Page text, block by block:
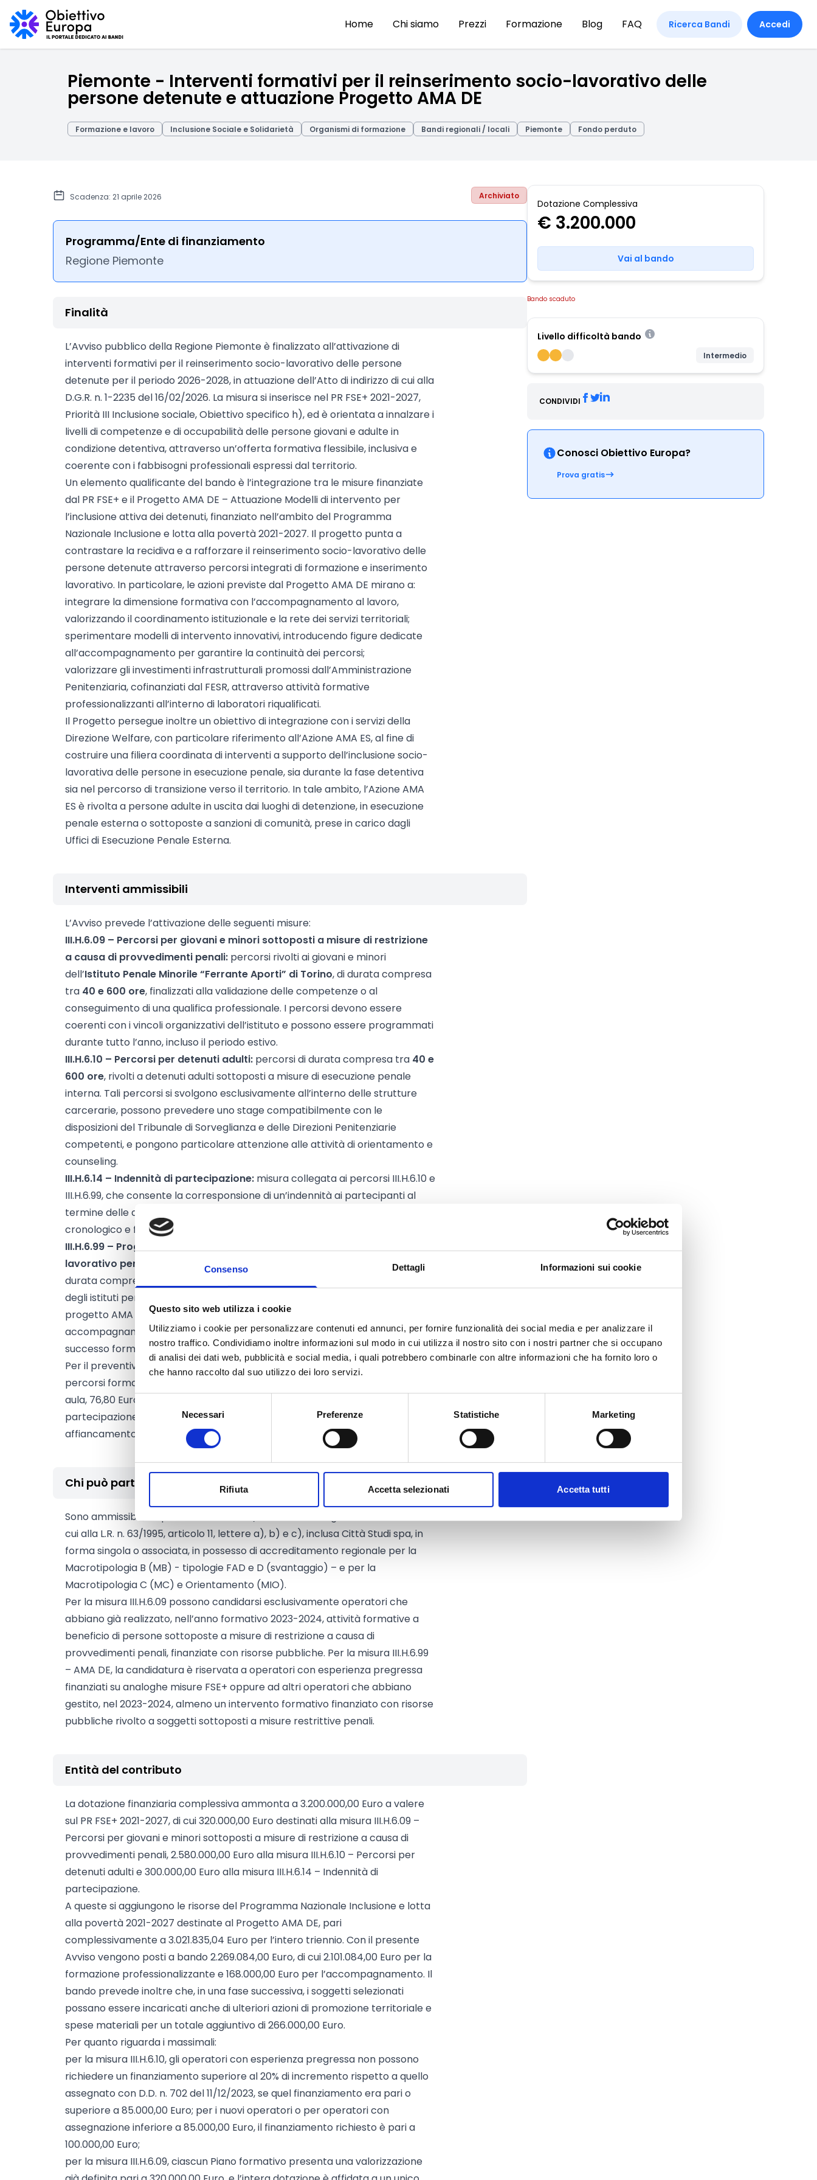
Consenso Dettagli Informazioni sui cookie
Questo sito web utilizza i cookie
Utilizziamo i cookie per personalizzare contenuti ed annunci, per fornire funzionalità dei social media e per analizzare il
nostro traffico. Condividiamo inoltre informazioni sul modo in cui utilizza il nostro sito con i nostri partner che si occupano
di analisi dei dati web, pubblicità e social media, i quali potrebbero combinarle con altre informazioni che ha fornito loro o
che hanno raccolto dal suo utilizzo dei loro servizi.
Selezione
del
Necessari Preferenze Statistiche Marketing
Rifiuta Accetta selezionati Accetta tutti
Home Chi siamo Prezzi Formazione Blog FAQ Ricerca Bandi Accedi
Piemonte - Interventi formativi per il reinserimento socio-lavorativo delle
persone detenute e attuazione Progetto AMA DE
Formazione e lavoro Inclusione Sociale e Solidarietà Organismi di formazione Bandi regionali / locali Piemonte Fondo perduto
Scadenza: 21 aprile 2026 Archiviato
Programma/Ente di finanziamento
Regione Piemonte
Finalità
L’Avviso pubblico della Regione Piemonte è finalizzato all’attivazione di
interventi formativi per il reinserimento socio-lavorativo delle persone
detenute per il periodo 2026-2028, in attuazione dell’Atto di indirizzo di cui alla
D.G.R. n. 1-2235 del 16/02/2026. La misura si inserisce nel PR FSE+ 2021-2027,
Priorità III Inclusione sociale, Obiettivo specifico h), ed è orientata a innalzare i
livelli di competenze e di occupabilità delle persone giovani e adulte in
condizione detentiva, attraverso un’offerta formativa flessibile, inclusiva e
coerente con i fabbisogni professionali espressi dal territorio.
Un elemento qualificante del bando è l’integrazione tra le misure finanziate
dal PR FSE+ e il Progetto AMA DE – Attuazione Modelli di intervento per
l’inclusione attiva dei detenuti, finanziato nell’ambito del Programma
Nazionale Inclusione e lotta alla povertà 2021-2027. Il progetto punta a
contrastare la recidiva e a rafforzare il reinserimento socio-lavorativo delle
persone detenute attraverso percorsi integrati di formazione e inserimento
lavorativo. In particolare, le azioni previste dal Progetto AMA DE mirano a:
integrare la dimensione formativa con l’accompagnamento al lavoro,
valorizzando il coordinamento istituzionale e la rete dei servizi territoriali;
sperimentare modelli di intervento innovativi, introducendo figure dedicate
all’accompagnamento per garantire la continuità dei percorsi;
valorizzare gli investimenti infrastrutturali promossi dall’Amministrazione
Penitenziaria, cofinanziati dal FESR, attraverso attività formative
professionalizzanti all’interno di laboratori riqualificati.
Il Progetto persegue inoltre un obiettivo di integrazione con i servizi della
Direzione Welfare, con particolare riferimento all’Azione AMA ES, al fine di
costruire una filiera coordinata di interventi a supporto dell’inclusione socio-
lavorativa delle persone in esecuzione penale, sia durante la fase detentiva
sia nel percorso di transizione verso il territorio. In tale ambito, l’Azione AMA
ES è rivolta a persone adulte in uscita dai luoghi di detenzione, in esecuzione
penale esterna o sottoposte a sanzioni di comunità, prese in carico dagli
Uffici di Esecuzione Penale Esterna.
Interventi ammissibili
L’Avviso prevede l’attivazione delle seguenti misure:
III.H.6.09 – Percorsi per giovani e minori sottoposti a misure di restrizione
a causa di provvedimenti penali: percorsi rivolti ai giovani e minori
dell’Istituto Penale Minorile “Ferrante Aporti” di Torino, di durata compresa
tra 40 e 600 ore, finalizzati alla validazione delle competenze o al
conseguimento di una qualifica professionale. I percorsi devono essere
coerenti con i vincoli organizzativi dell’istituto e possono essere programmati
durante tutto l’anno, incluso il periodo estivo.
III.H.6.10 – Percorsi per detenuti adulti: percorsi di durata compresa tra 40 e
600 ore, rivolti a detenuti adulti sottoposti a misure di esecuzione penale
interna. Tali percorsi si svolgono esclusivamente all’interno delle strutture
carcerarie, possono prevedere uno stage compatibilmente con le
disposizioni del Tribunale di Sorveglianza e delle Direzioni Penitenziarie
competenti, e pongono particolare attenzione alle attività di orientamento e
counseling.
III.H.6.14 – Indennità di partecipazione: misura collegata ai percorsi III.H.6.10 e
III.H.6.99, che consente la corresponsione di un’indennità ai partecipanti al
termine delle attività formative. Le richieste vengono prese in carico in ordine
cronologico e finanziate fino a esaurimento delle risorse disponibili.
III.H.6.99 – Progetto AMA DE – Percorsi di formazione e inserimento
lavorativo per detenuti adulti:
interventi formativi professionalizzanti, di
durata compresa tra
degli istituti penitenziari del territorio regionale, in stretto raccordo con il
progetto AMA DE. La misura comprende anche attività di
accompagnamento individuale agli allievi, finalizzate a garantire la tenuta e il
successo formativo dei corsi.
Per il preventivo delle attività si applicano Unità di Costo Standard (UCS). Per i
percorsi formativi III.H.6.09 e III.H.6.10 sono previsti 122,90 Euro per ora/corso in
aula, 76,80 Euro per ora/corso di stage e 0,84 Euro per ora/allievo per la
partecipazione. Per la misura III.H.6.99 si aggiunge inoltre 42,00 Euro per ora di
affiancamento/allievo partecipante.
Chi può partecipare
Sono ammissibili, in qualità di beneficiari/realizzatori le Agenzie Formative di
cui alla L.R. n. 63/1995, articolo 11, lettere a), b) e c), inclusa Città Studi spa, in
forma singola o associata, in possesso di accreditamento regionale per la
Macrotipologia B (MB) - tipologie FAD e D (svantaggio) – e per la
Macrotipologia C (MC) e Orientamento (MIO).
Per la misura III.H.6.09 possono candidarsi esclusivamente operatori che
abbiano già realizzato, nell’anno formativo 2023-2024, attività formative a
beneficio di persone sottoposte a misure di restrizione a causa di
provvedimenti penali, finanziate con risorse pubbliche. Per la misura III.H.6.99
– AMA DE, la candidatura è riservata a operatori con esperienza pregressa
finanziati su analoghe misure FSE+ oppure ad altri operatori che abbiano
gestito, nel 2023-2024, almeno un intervento formativo finanziato con risorse
pubbliche rivolto a soggetti sottoposti a misure restrittive penali.
Entità del contributo
La dotazione finanziaria complessiva ammonta a 3.200.000,00 Euro a valere
sul PR FSE+ 2021-2027, di cui 320.000,00 Euro destinati alla misura III.H.6.09 –
Percorsi per giovani e minori sottoposti a misure di restrizione a causa di
provvedimenti penali, 2.580.000,00 Euro alla misura III.H.6.10 – Percorsi per
detenuti adulti e 300.000,00 Euro alla misura III.H.6.14 – Indennità di
partecipazione.
A queste si aggiungono le risorse del Programma Nazionale Inclusione e lotta
alla povertà 2021-2027 destinate al Progetto AMA DE, pari
complessivamente a 3.021.835,04 Euro per l’intero triennio. Con il presente
Avviso vengono posti a bando 2.269.084,00 Euro, di cui 2.101.084,00 Euro per la
formazione professionalizzante e 168.000,00 Euro per l’accompagnamento. Il
bando prevede inoltre che, in una fase successiva, i soggetti selezionati
possano essere incaricati anche di ulteriori azioni di promozione territoriale e
spese materiali per un totale aggiuntivo di 266.000,00 Euro.
Per quanto riguarda i massimali:
per la misura III.H.6.10, gli operatori con esperienza pregressa non possono
richiedere un finanziamento superiore al 20% di incremento rispetto a quello
assegnato con D.D. n. 702 del 11/12/2023, se quel finanziamento era pari o
superiore a 85.000,00 Euro; per i nuovi operatori o per operatori con
assegnazione inferiore a 85.000,00 Euro, il finanziamento richiesto è pari a
100.000,00 Euro;
per la misura III.H.6.09, ciascun Piano formativo presenta una valorizzazione
Dotazione Complessiva
€ 3.200.000
Vai al bando
Bando scaduto
Livello difficoltà bando
Intermedio
CONDIVIDI
Conosci Obiettivo Europa?
Prova gratis